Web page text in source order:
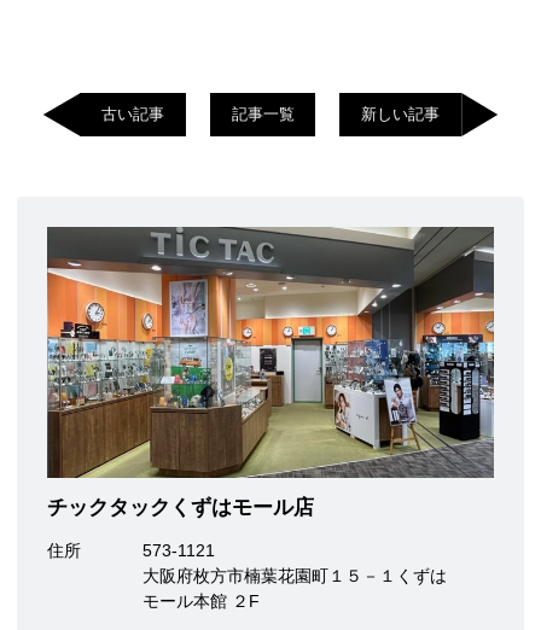
古い記事 記事一覧 新しい記事
チックタックくずはモール店
住所
573-1121
大阪府枚方市楠葉花園町１５－１くずは
モール本館 ２F